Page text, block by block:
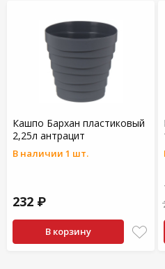
Кашпо Бархан пластиковый
2,25л антрацит
В наличии 1 шт.
232 ₽
В корзину